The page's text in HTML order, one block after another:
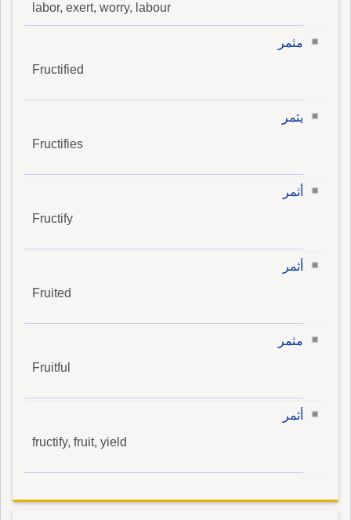
labor, exert, worry, labour
مثمر
Fructified
يثمر
Fructifies
أثمر
Fructify
أثمر
Fruited
مثمر
Fruitful
أثمر
fructify, fruit, yield